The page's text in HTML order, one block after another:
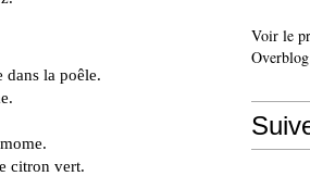
dans la poêle.
citron vert.
Voir le
Overblog